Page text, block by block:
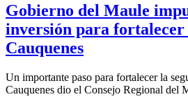
Gobierno del Maule
inversión para fortalecer
Cauquenes
Un importante paso para fortalecer la
Cauquenes dio el Consejo Regional del